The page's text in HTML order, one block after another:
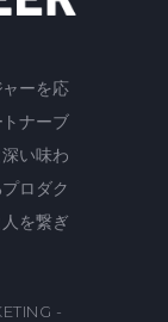
ーを応
ナーブ
い味わ
ロダク
を繋ぎ
-